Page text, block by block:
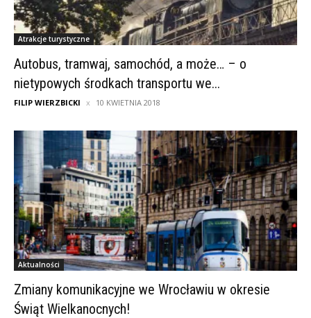
Atrakcje turystyczne
Autobus, tramwaj, samochód, a może… – o
nietypowych środkach transportu we...
FILIP WIERZBICKI 10 KWIETNIA 2018
Aktualności
Zmiany komunikacyjne we Wrocławiu w okresie
Świąt Wielkanocnych!